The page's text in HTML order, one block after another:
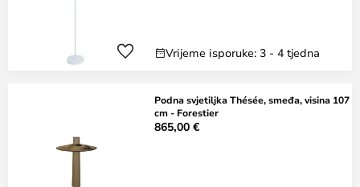
Vrijeme isporuke: 3 - 4 tjedna
Podna svjetiljka Thésée, smeđa, visina 107
cm - Forestier
865,00 €